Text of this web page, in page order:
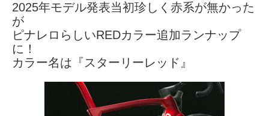
2025年モデル発表当初珍しく赤系が無かった
が
ピナレロらしいREDカラー追加ランナップ
に！
カラー名は『スターリーレッド』